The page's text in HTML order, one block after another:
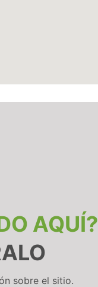
AQUÍ?
sobre el sitio.